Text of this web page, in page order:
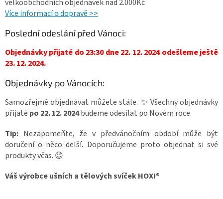
velkoobchodních objednávek nad 2.000Kč
Více informací o dopravě >>
Poslední odeslání před Vánoci:
Objednávky přijaté do 23:30 dne 22. 12. 2024 odešleme ještě
23. 12. 2024.
Objednávky po Vánocích:
Samozřejmě objednávat můžete stále. ✨ Všechny objednávky
přijaté po 22. 12. 2024budeme odesílat po Novém roce.
Tip: Nezapomeňte, že v předvánočním období může být
doručení o něco delší. Doporučujeme proto objednat si své
produkty včas. 😉
Váš výrobce ušních a tělových svíček HOXI®